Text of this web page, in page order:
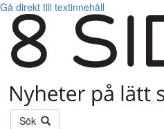
Gå direkt till textinnehåll
Sök